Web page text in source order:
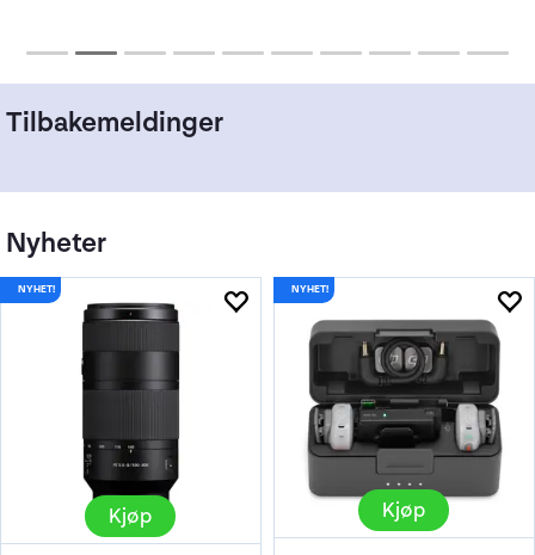
Tilbakemeldinger
Nyheter
Kjøp Kjøp